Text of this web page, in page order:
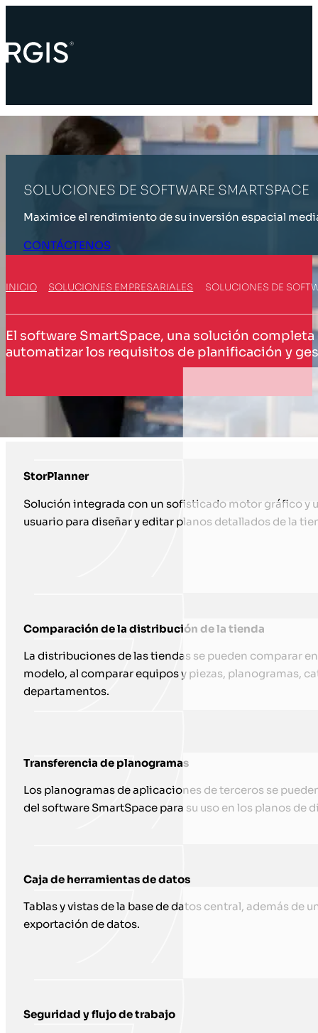
SOLUCIONES DE SOFTWARE SMARTSPACE
Maximice el rendimiento de su inversión espacial
CONTÁCTENOS
INICIO SOLUCIONES EMPRESARIALES SOLUCIONES DE
El software SmartSpace, una solución
automatizar los requisitos de planificación y
CÓMO TE APOYAMOS CON
StorPlanner
Solución integrada con un sofisticado motor gráfico y
usuario para diseñar y editar planos detallados de la
Comparación de la distribución de la tienda
La distribuciones de las tiendas se pueden comparar
modelo, al comparar equipos y piezas, planogramas,
departamentos.
Transferencia de planogramas
Los planogramas de aplicaciones de terceros se
del software SmartSpace para su uso en los planos de
Caja de herramientas de datos
Tablas y vistas de la base de datos central, además de
exportación de datos.
Seguridad y flujo de trabajo